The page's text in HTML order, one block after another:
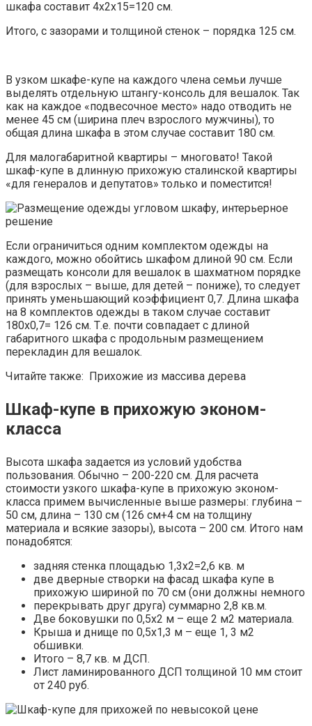
шкафа составит 4х2х15=120 см.
Итого, с зазорами и толщиной стенок – порядка 125 см.
В узком шкафе-купе на каждого члена семьи лучше
выделять отдельную штангу-консоль для вешалок. Так
как на каждое «подвесочное место» надо отводить не
менее 45 см (ширина плеч взрослого мужчины), то
общая длина шкафа в этом случае составит 180 см.
Для малогабаритной квартиры – многовато! Такой
шкаф-купе в длинную прихожую сталинской квартиры
«для генералов и депутатов» только и поместится!
Если ограничиться одним комплектом одежды на
каждого, можно обойтись шкафом длиной 90 см. Если
размещать консоли для вешалок в шахматном порядке
(для взрослых – выше, для детей – пониже), то следует
принять уменьшающий коэффициент 0,7. Длина шкафа
на 8 комплектов одежды в таком случае составит
180х0,7= 126 см. Т.е. почти совпадает с длиной
габаритного шкафа с продольным размещением
перекладин для вешалок.
Читайте также: Прихожие из массива дерева
Шкаф-купе в прихожую эконом-
класса
Высота шкафа задается из условий удобства
пользования. Обычно – 200-220 см. Для расчета
стоимости узкого шкафа-купе в прихожую эконом-
класса примем вычисленные выше размеры: глубина –
50 см, длина – 130 см (126 см+4 см на толщину
материала и всякие зазоры), высота – 200 см. Итого нам
понадобятся:
задняя стенка площадью 1,3х2=2,6 кв. м
две дверные створки на фасад шкафа купе в
прихожую шириной по 70 см (они должны немного
перекрывать друг друга) суммарно 2,8 кв.м.
Две боковушки по 0,5х2 м – еще 2 м2 материала.
Крыша и днище по 0,5х1,3 м – еще 1, 3 м2
обшивки.
Итого – 8,7 кв. м ДСП.
Лист ламинированного ДСП толщиной 10 мм стоит
от 240 руб.